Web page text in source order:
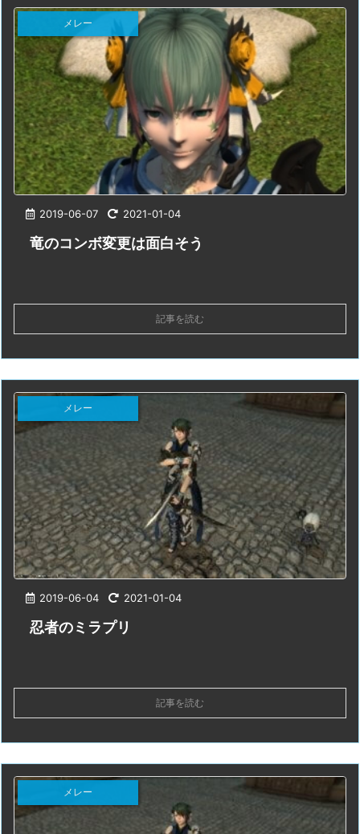
2019-06-07 2021-01-04
メレー
竜のコンボ変更は面白そう
記事を読む
2019-06-04 2021-01-04
メレー
忍者のミラプリ
記事を読む
メレー